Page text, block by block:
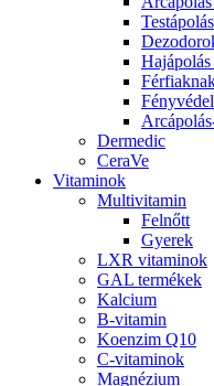
Testápolás
Dermedic
CeraVe
Vitaminok
Multivitamin
Felnőtt
Gyerek
LXR vitaminok
GAL termékek
Kalcium
B-vitamin
Koenzim Q10
C-vitaminok
Magnézium